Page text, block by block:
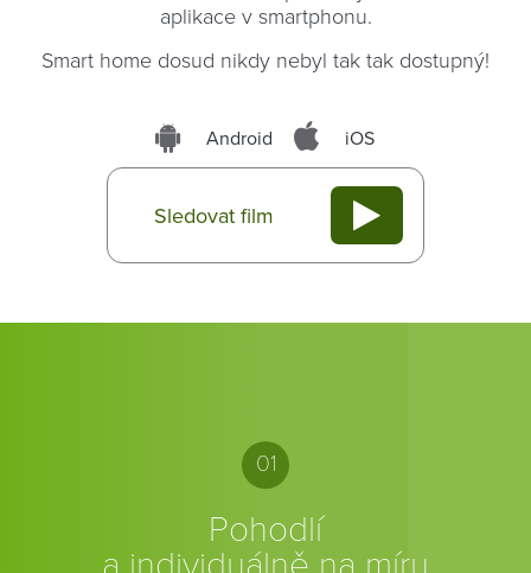
aplikace v smartphonu.
Smart home dosud nikdy nebyl tak tak dostupný!
Android iOS
Sledovat film
01
Pohodlí